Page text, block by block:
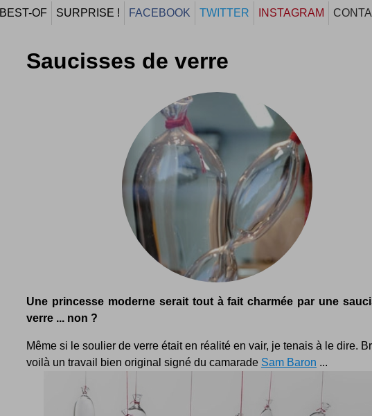
BEST-OF SURPRISE ! FACEBOOK TWITTER INSTAGRAM
Saucisses de verre
Une princesse moderne serait tout à fait charmée par une
verre ... non ?
Même si le soulier de verre était en réalité en vair, je tenais à le dire.
voilà un travail bien original signé du camarade Sam Baron ...